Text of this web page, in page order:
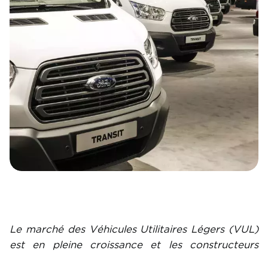
Le marché des Véhicules Utilitaires Légers (VUL)
est en pleine croissance et les constructeurs